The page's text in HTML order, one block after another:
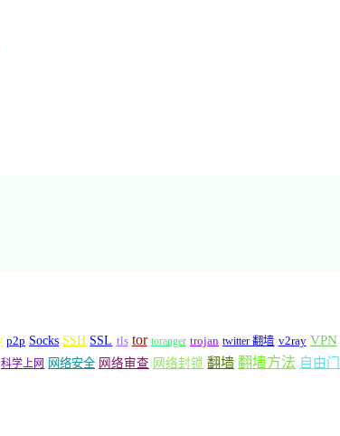
p2p Socks SSH SSL tls tor toranger trojan twitter 翻墙 v2ray VPN
科学上网 网络安全 网络审查 网络封锁 翻墙 翻墙方法 自由门